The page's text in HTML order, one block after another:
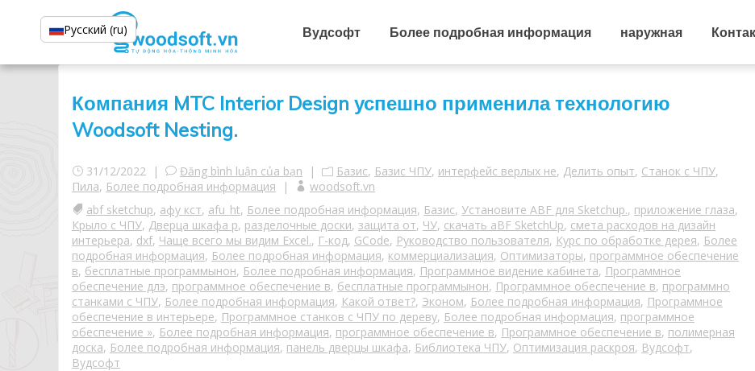
Вудсофт Более подробная информация наружная
Компания MTC Interior Design успешно применила технологию
Woodsoft Nesting.
31/12/2022 | Đăng bình luận của bạn | Базис, Базис ЧПУ, интерфейс верлых не, Делить опыт, Станок с ЧПУ,
Пила, Более подробная информация |
woodsoft.vn
abf sketchup, афу кст, afu_ht, Более подробная информация, Базис, Установите ABF для Sketchup., приложение глаза,
Крыло с ЧПУ, Дверца шкафа р, разделочные доски, защита от, ЧУ, скачать aBF SketchUp, смета расходов на дизайн
интерьера, dxf, Чаще всего мы видим Excel., Г-код, GCode, Руководство пользователя, Курс по обработке дерея, Более
подробная информация, Более подробная информация, коммерциализация, Оптимизаторы, программное обеспечение
в, бесплатные программынон, Более подробная информация, Программное видение кабинета, Программное
обеспечение длэ, программное обеспечение в, бесплатные программынон, Программное обеспечение в, программно
станками с ЧПУ, Более подробная информация, Какой ответ?, Эконом, Более подробная информация, Программное
обеспечение в интерьере, Программное станков с ЧПУ по дереву, Более подробная информация, программное
обеспечение », Более подробная информация, программное обеспечение в, Программное обеспечение в, полимерная
доска, Более подробная информация, панель дверцы шкафа, Библиотека ЧПУ, Оптимизация раскроя, Вудсофт,
Вудсофт
Русский (ru)